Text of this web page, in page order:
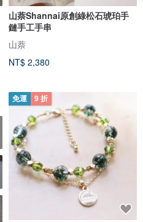
山萘Shannai原創綠松石琥珀手
鏈手工手串
山萘
NT$ 2,380
免運 9 折